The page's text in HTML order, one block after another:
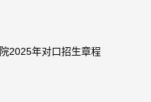
2025年对口招生章程